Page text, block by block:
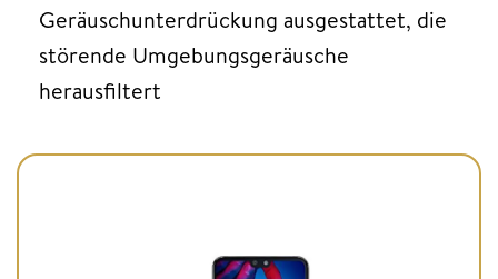
Geräuschunterdrückung ausgestattet, die
störende Umgebungsgeräusche
herausfiltert